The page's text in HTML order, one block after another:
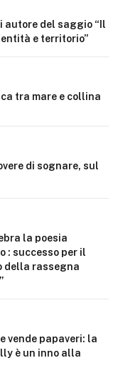
autore del saggio “Il
e territorio”
tra mare e collina
di sognare, sul
la poesia
: successo per il
della rassegna
vende papaveri: la
è un inno alla